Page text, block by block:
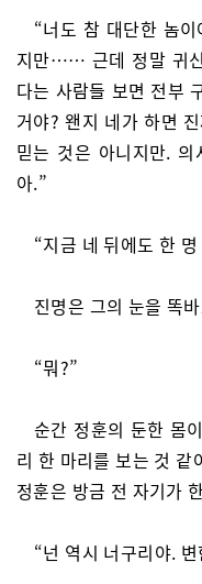
“너도 참 대단한 놈
지만…… 근데 정말 귀
다는 사람들 보면 전부
거야? 왠지 네가 하면
믿는 것은 아니지만.
아.”
“지금 네 뒤에도 한
진명은 그의 눈을 똑
“뭐?”
순간 정훈의 둔한 몸
리 한 마리를 보는 것 같
정훈은 방금 전 자기가
“넌 역시 너구리야.